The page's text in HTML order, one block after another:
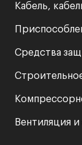
Кабель,
Средства
Вентиляция